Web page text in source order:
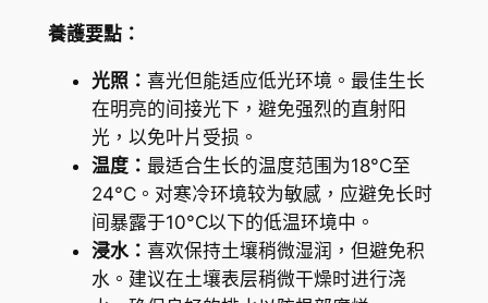
s
養護要點：
光照： 喜光但能适应低光环境。最佳生长
在明亮的间接光下，避免强烈的直射阳
光，以免叶片受损。
温度： 最适合生长的温度范围为18°C至
24°C。对寒冷环境较为敏感，应避免长时
间暴露于10°C以下的低温环境中。
浸水： 喜欢保持土壤稍微湿润，但避免积
水。建议在土壤表层稍微干燥时进行浇